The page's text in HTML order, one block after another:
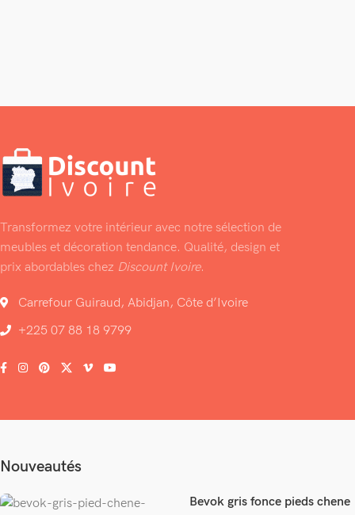
Transformez votre intérieur avec notre sélection de
meubles et décoration tendance. Qualité, design et
prix abordables chez Discount Ivoire.
Carrefour Guiraud, Abidjan, Côte d’Ivoire
+225 07 88 18 9799
Nouveautés
Bevok gris fonce pieds chene